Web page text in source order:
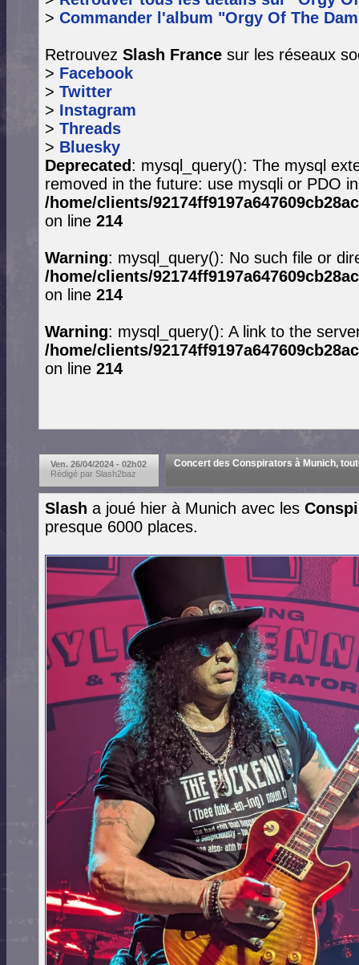
> Commander l'album "Orgy Of The
Retrouvez Slash France sur les réseaux
> Facebook
> Twitter
> Instagram
> Threads
> Bluesky
Deprecated: mysql_query(): The mysql
removed in the future: use mysqli or PDO
/home/clients/
on line 214
Warning: mysql_query(): No such file or
/home/clients/
on line 214
Warning: mysql_query(): A link to the
/home/clients/
on line 214
Ven. 26/04/2024 - 02h02
Rédigé par Slash2baz
Concert des Conspirators à Munich,
Slash a joué hier à Munich avec les
presque 6000 places.